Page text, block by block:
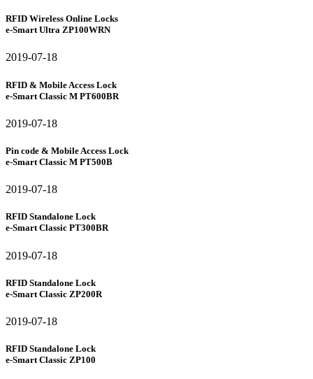
RFID Wireless Online Locks
e-Smart Ultra ZP100WRN
2019-07-18
RFID & Mobile Access Lock
e-Smart Classic M PT600BR
2019-07-18
Pin code & Mobile Access Lock
e-Smart Classic M PT500B
2019-07-18
RFID Standalone Lock
e-Smart Classic PT300BR
2019-07-18
RFID Standalone Lock
e-Smart Classic ZP200R
2019-07-18
RFID Standalone Lock
e-Smart Classic ZP100